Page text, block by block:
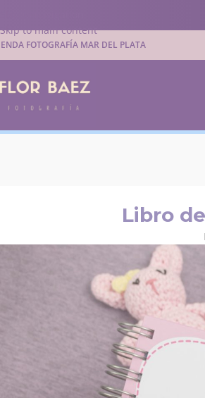
Skip to main content
FOTOGRAFÍA MAR DEL PLATA
Libro